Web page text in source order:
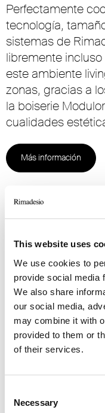
This website uses
We use cookies to
provide social media
We also share
our social media,
may combine it with
provided to them or
of their services.
Selection
Necessary
Perfectamente
tecnología,
sistemas de
libremente
este ambiente
zonas, gracias a
la boiserie
cualidades
Más información